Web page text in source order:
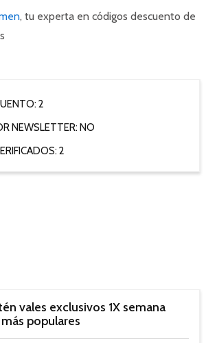
, tu experta en códigos descuento de
2
NEWSLETTER: NO
2
vales exclusivos 1X semana
populares